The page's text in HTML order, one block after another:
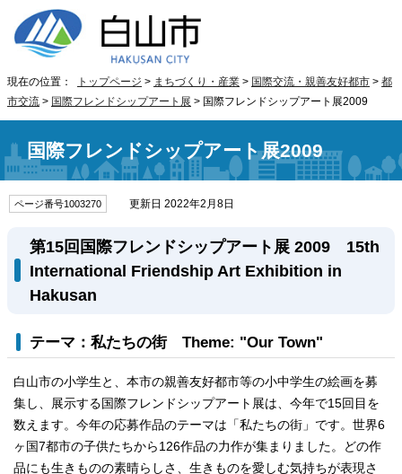
現在の位置： トップページ > まちづくり・産業 > 国際交流・親善友好都市 > 都
市交流 > 国際フレンドシップアート展 > 国際フレンドシップアート展2009
国際フレンドシップアート展2009
ページ番号1003270 更新日 2022年2月8日
第15回国際フレンドシップアート展 2009 15th
International Friendship Art Exhibition in
Hakusan
テーマ：私たちの街 Theme: "Our Town"
白山市の小学生と、本市の親善友好都市等の小中学生の絵画を募
集し、展示する国際フレンドシップアート展は、今年で15回目を
数えます。今年の応募作品のテーマは「私たちの街」です。世界6
ヶ国7都市の子供たちから126作品の力作が集まりました。どの作
品にも生きものの素晴らしさ、生きものを愛しむ気持ちが表現さ